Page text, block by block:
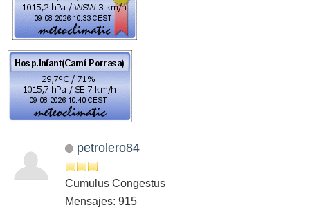
petrolero84
Cumulus Congestus
Mensajes: 915